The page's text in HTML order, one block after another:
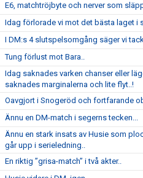
E6, matchtröjbyte och nerver som
Idag förlorade vi mot det bästa laget i
I DM:s 4 slutspelsomgång säger vi
Tung förlust mot Bara..
Idag saknades varken chanser eller
saknades marginalerna och lite flyt..!
Oavgjort i Snogeröd och fortfarande
Ännu en DM-match i segerns tecken...
Ännu en stark insats av Husie som
går upp i serieledning..
En riktig ”grisa-match” i två akter..